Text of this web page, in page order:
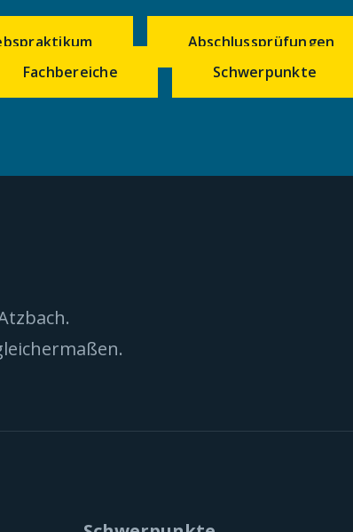
Abschlussprüfungen
Fachbereiche
Schwerpunkte